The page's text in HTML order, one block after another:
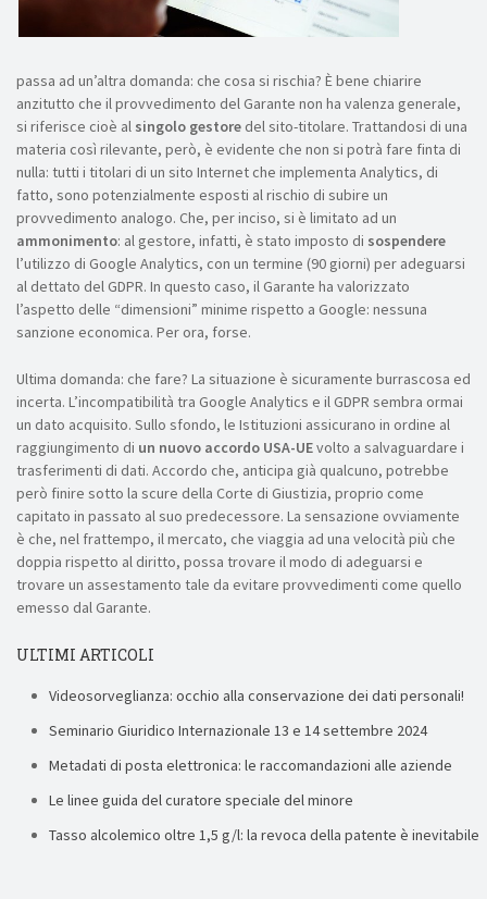
passa ad un’altra domanda: che cosa si rischia? È bene chiarire
anzitutto che il provvedimento del Garante non ha valenza generale,
si riferisce cioè al singolo gestore del sito-titolare. Trattandosi di una
materia così rilevante, però, è evidente che non si potrà fare finta di
nulla: tutti i titolari di un sito Internet che implementa Analytics, di
fatto, sono potenzialmente esposti al rischio di subire un
provvedimento analogo. Che, per inciso, si è limitato ad un
ammonimento: al gestore, infatti, è stato imposto di sospendere
l’utilizzo di Google Analytics, con un termine (90 giorni) per adeguarsi
al dettato del GDPR. In questo caso, il Garante ha valorizzato
l’aspetto delle “dimensioni” minime rispetto a Google: nessuna
sanzione economica. Per ora, forse.
Ultima domanda: che fare? La situazione è sicuramente burrascosa ed
incerta. L’incompatibilità tra Google Analytics e il GDPR sembra ormai
un dato acquisito. Sullo sfondo, le Istituzioni assicurano in ordine al
raggiungimento di un nuovo accordo USA-UEvolto a salvaguardare i
trasferimenti di dati. Accordo che, anticipa già qualcuno, potrebbe
però finire sotto la scure della Corte di Giustizia, proprio come
capitato in passato al suo predecessore. La sensazione ovviamente
è che, nel frattempo, il mercato, che viaggia ad una velocità più che
doppia rispetto al diritto, possa trovare il modo di adeguarsi e
trovare un assestamento tale da evitare provvedimenti come quello
emesso dal Garante.
ULTIMI ARTICOLI
Videosorveglianza: occhio alla conservazione dei dati personali!
Seminario Giuridico Internazionale 13 e 14 settembre 2024
Metadati di posta elettronica: le raccomandazioni alle aziende
Le linee guida del curatore speciale del minore
Tasso alcolemico oltre 1,5 g/l: la revoca della patente è inevitabile